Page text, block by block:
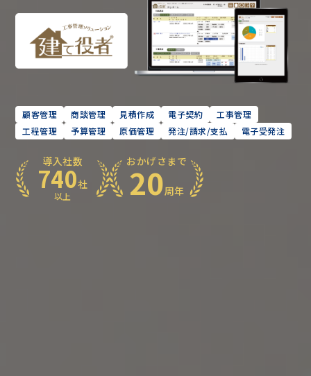
顧客管理 商談管理 見積作成 電子契約
工事管理
工程管理
予算管理 原価管理 発注/請求/支払 電子受発注
導入社数
740社
以上
おかげさまで
20周年